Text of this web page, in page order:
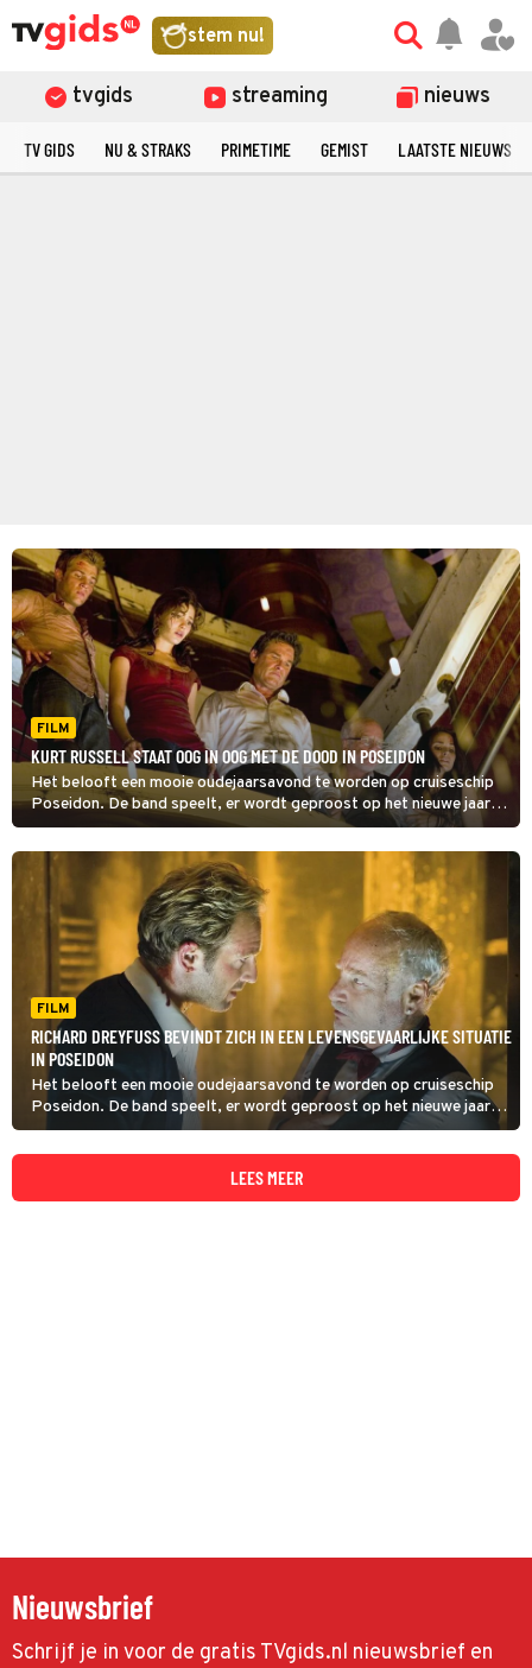
stem nu!
tvgids streaming nieuws
TV GIDS NU & STRAKS PRIMETIME GEMIST LAATSTE NIEUWS
FILM
KURT RUSSELL STAAT OOG IN OOG MET DE DOOD IN POSEIDON
Het belooft een mooie oudejaarsavond te worden op cruiseschip
Poseidon. De band speelt, er wordt geproost op het nieuwe jaar
en de sfeer is uitgelaten. Maar dan slaat het noodlot toe.
FILM
RICHARD DREYFUSS BEVINDT ZICH IN EEN LEVENSGEVAARLIJKE SITUATIE
IN POSEIDON
Het belooft een mooie oudejaarsavond te worden op cruiseschip
Poseidon. De band speelt, er wordt geproost op het nieuwe jaar
en de sfeer is uitgelaten. Maar dan slaat het noodlot toe.
LEES MEER
Nieuwsbrief
Schrijf je in voor de gratis TVgids.nl nieuwsbrief en